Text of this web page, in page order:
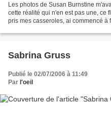
Les photos de Susan Burnstine
cette réalité qui n'en est pas une, ce
pris mes casseroles, ai commencé
Sabrina Gruss
Publié le 02/07/2006 à 11:49
Par l'oeil